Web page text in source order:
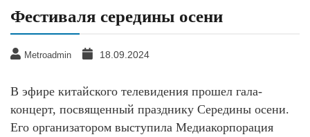
Фестиваля середины осени
Metroadmin 18.09.2024
В эфире китайского телевидения прошел гала-
концерт, посвященный празднику Середины осени.
Его организатором выступила Медиакорпорация